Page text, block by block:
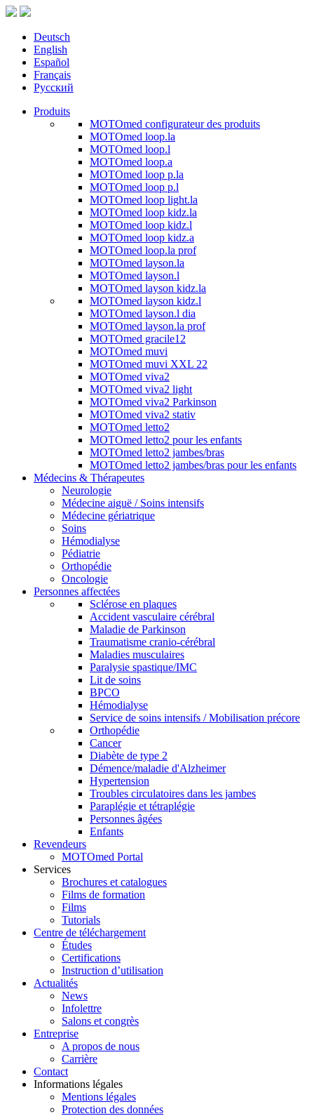
Deutsch
English
Español
Français
Русский
Produits
MOTOmed configurateur des produits
MOTOmed loop.la
MOTOmed loop.l
MOTOmed loop.a
MOTOmed loop p.la
MOTOmed loop p.l
MOTOmed loop light.la
MOTOmed loop kidz.la
MOTOmed loop kidz.l
MOTOmed loop kidz.a
MOTOmed loop.la prof
MOTOmed layson.la
MOTOmed layson.l
MOTOmed layson kidz.la
MOTOmed layson kidz.l
MOTOmed layson.l dia
MOTOmed layson.la prof
MOTOmed gracile12
MOTOmed muvi
MOTOmed muvi XXL 22
MOTOmed viva2
MOTOmed viva2 light
MOTOmed viva2 Parkinson
MOTOmed viva2 stativ
MOTOmed letto2
MOTOmed letto2 pour les enfants
MOTOmed letto2 jambes/bras
MOTOmed letto2 jambes/bras pour les enfants
Médecins & Thérapeutes
Neurologie
Médecine aiguë / Soins intensifs
Médecine gériatrique
Soins
Hémodialyse
Pédiatrie
Orthopédie
Oncologie
Personnes affectées
Sclérose en plaques
Accident vasculaire cérébral
Maladie de Parkinson
Traumatisme cranio-cérébral
Maladies musculaires
Paralysie spastique/IMC
Lit de soins
BPCO
Hémodialyse
Service de soins intensifs / Mobilisation précore
Orthopédie
Cancer
Diabète de type 2
Démence/maladie d'Alzheimer
Hypertension
Troubles circulatoires dans les jambes
Paraplégie et tétraplégie
Personnes âgées
Enfants
Revendeurs
MOTOmed Portal
Services
Brochures et catalogues
Films de formation
Films
Tutorials
Centre de téléchargement
Études
Certifications
Instruction d’utilisation
Actualités
News
Infolettre
Salons et congrès
Entreprise
A propos de nous
Carrière
Contact
Informations légales
Mentions légales
Protection des données